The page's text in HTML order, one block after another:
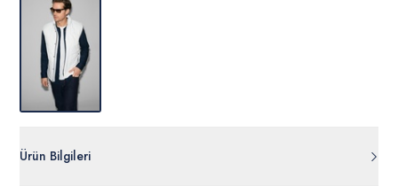
Ürün Bilgileri